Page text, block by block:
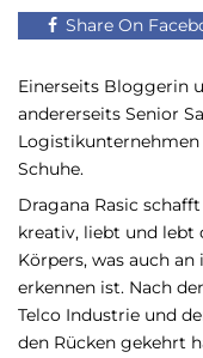
Share On
Einerseits Bloggerin
andererseits Senior
Logistikunternehmen
Schuhe.
Dragana Rasic
kreativ, liebt und lebt
Körpers, was auch
erkennen ist. Nach
Telco Industrie und
den Rücken gekehrt